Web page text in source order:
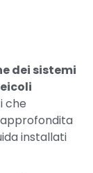
dei sistemi
che
installati